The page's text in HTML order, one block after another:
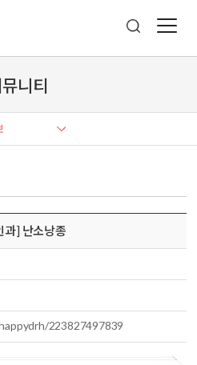
니티
과] 난소낭종
223827497839